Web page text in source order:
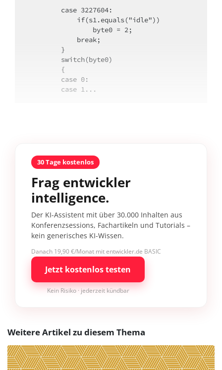
        case 3227604:
            if(s1.equals("idle"))
                byte0 = 2;
            break;
        }
        switch(byte0)
        {
        case 0:
        case 1...
30 Tage kostenlos
Frag entwickler
intelligence.
Der KI-Assistent mit über 30.000 Inhalten aus
Konferenzsessions, Fachartikeln und Tutorials –
kein generisches KI-Wissen.
Danach 19,90 €/Monat mit entwickler.de BASIC
Jetzt kostenlos testen
Kein Risiko · jederzeit kündbar
Weitere Artikel zu diesem Thema